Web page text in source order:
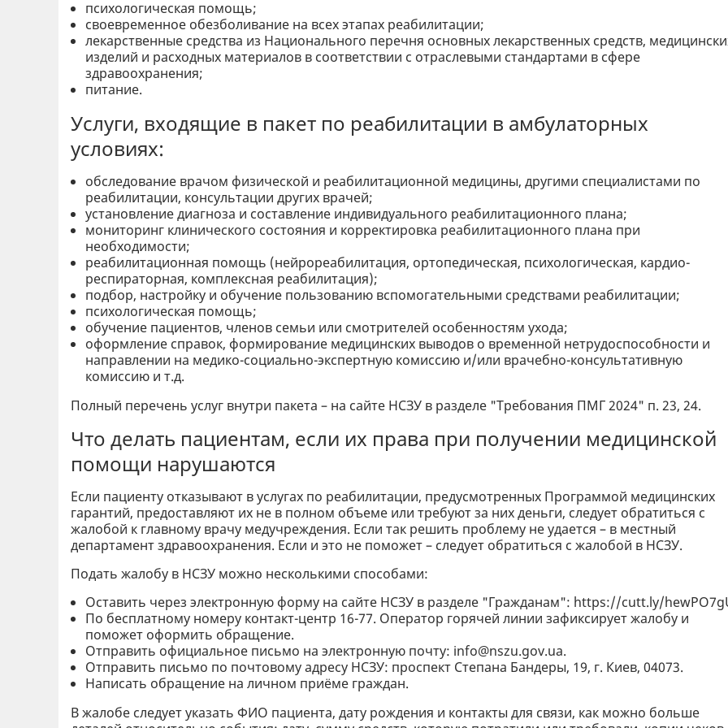
психологическая помощь;
своевременное обезболивание на всех этапах реабилитации;
лекарственные средства из Национального перечня основных лекарственных средств,
изделий и расходных материалов в соответствии с отраслевыми стандартами в сфере
здравоохранения;
питание.
Услуги, входящие в пакет по реабилитации в амбулаторных
условиях:
обследование врачом физической и реабилитационной медицины, другими специалистами по
реабилитации, консультации других врачей;
установление диагноза и составление индивидуального реабилитационного плана;
мониторинг клинического состояния и корректировка реабилитационного плана при
необходимости;
реабилитационная помощь (нейрореабилитация, ортопедическая, психологическая, кардио-
респираторная, комплексная реабилитация);
подбор, настройку и обучение пользованию вспомогательными средствами реабилитации;
психологическая помощь;
обучение пациентов, членов семьи или смотрителей особенностям ухода;
оформление справок, формирование медицинских выводов о временной нетрудоспособности и
направлении на медико-социально-экспертную комиссию и/или врачебно-консультативную
комиссию и т.д.
Полный перечень услуг внутри пакета – на сайте НСЗУ в разделе "Требования ПМГ 2024" п. 23, 24.
Что делать пациентам, если их права при получении медицинской
помощи нарушаются
Если пациенту отказывают в услугах по реабилитации, предусмотренных Программой медицинских
гарантий, предоставляют их не в полном объеме или требуют за них деньги, следует обратиться с
жалобой к главному врачу медучреждения. Если так решить проблему не удается – в местный
департамент здравоохранения. Если и это не поможет – следует обратиться с жалобой в НСЗУ.
Подать жалобу в НСЗУ можно несколькими способами:
Оставить через электронную форму на сайте НСЗУ в разделе "Гражданам": https://cutt.ly/
По бесплатному номеру контакт-центр 16-77. Оператор горячей линии зафиксирует жалобу и
поможет оформить обращение.
Отправить официальное письмо на электронную почту: info@nszu.gov.ua.
Отправить письмо по почтовому адресу НСЗУ: ​​проспект Степана Бандеры, 19, г. Киев, 04073.
Написать обращение на личном приёме граждан.
В жалобе следует указать ФИО пациента, дату рождения и контакты для связи, как можно больше